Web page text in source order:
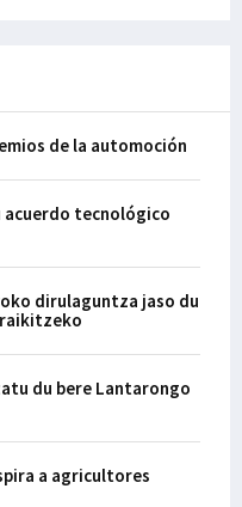
de la automoción
acuerdo tecnológico
dirulaguntza jaso du
du bere Lantarongo
a agricultores